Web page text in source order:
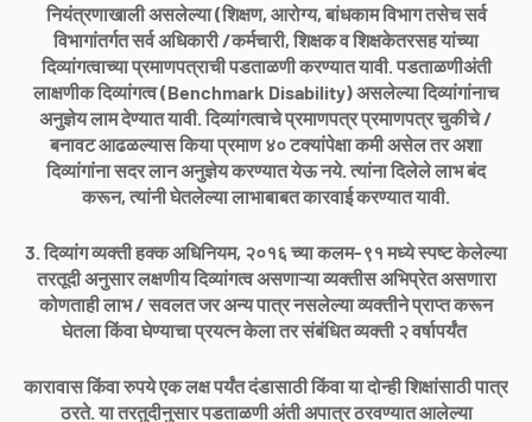
नियंत्रणाखाली असलेल्या (शिक्षण, आरोग्य, बांधकाम विभाग तसेच सर्व
विभागांतर्गत सर्व अधिकारी /कर्मचारी, शिक्षक व शिक्षकेतरसह यांच्या
दिव्यांगत्वाच्या प्रमाणपत्राची पडताळणी करण्यात यावी. पडताळणीअंती
लाक्षणीक दिव्यांगत्व (Benchmark Disability) असलेल्या दिव्यांगांनाच
अनुज्ञेय लाम देण्यात यावी. दिव्यांगत्वाचे प्रमाणपत्र प्रमाणपत्र चुकीचे /
बनावट आढळल्यास किया प्रमाण ४० टक्यांपेक्षा कमी असेल तर अशा
दिव्यांगांना सदर लान अनुज्ञेय करण्यात येऊ नये. त्यांना दिलेले लाभ बंद
करून, त्यांनी घेतलेल्या लाभाबाबत कारवाई करण्यात यावी.
3. दिव्यांग व्यक्ती हक्क अधिनियम, २०१६ च्या कलम-९१ मध्ये स्पष्ट केलेल्या
तरतूदी अनुसार लक्षणीय दिव्यांगत्व असणाऱ्या व्यक्तीस अभिप्रेत असणारा
कोणताही लाभ / सवलत जर अन्य पात्र नसलेल्या व्यक्तीने प्राप्त करून
घेतला किंवा घेण्याचा प्रयत्न केला तर संबंधित व्यक्ती २ वर्षापर्यंत
कारावास किंवा रुपये एक लक्ष पर्यंत दंडासाठी किंवा या दोन्ही शिक्षांसाठी पात्र
ठरते. या तरतुदीनुसार पडताळणी अंती अपात्र ठरवण्यात आलेल्या